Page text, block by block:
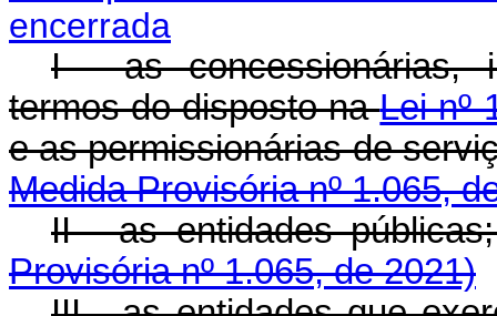
encerrada
I - as concessionárias,
termos do disposto naLei nº
e as permissionárias de
Medida Provisória nº 1.065,
II - as entidades
Provisória nº 1.065, de 2021)